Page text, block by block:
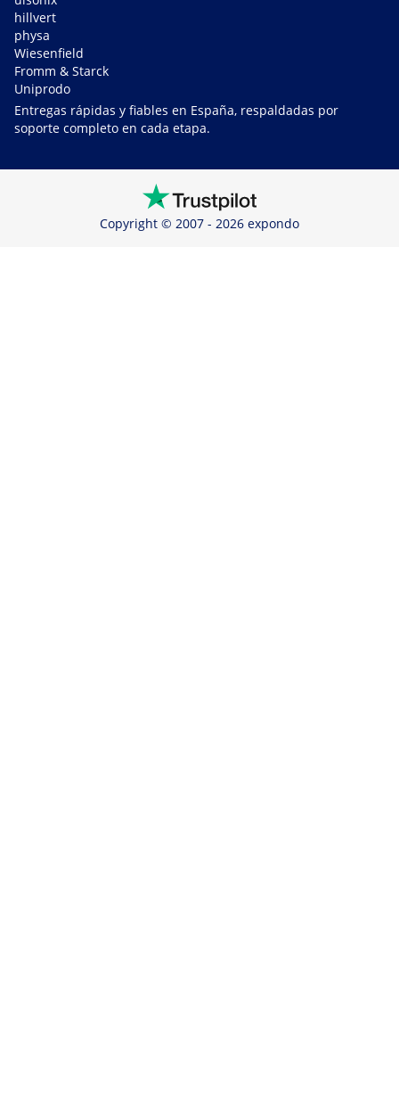
hillvert
physa
Wiesenfield
Fromm & Starck
Uniprodo
Entregas rápidas y fiables en España, respaldadas por
soporte completo en cada etapa.
Copyright © 2007 - 2026 expondo